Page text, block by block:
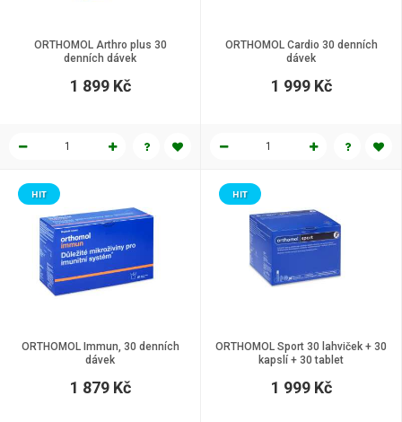
ORTHOMOL Arthro plus 30
denních dávek
1 899 Kč
ORTHOMOL Cardio 30 denních
dávek
1 999 Kč
ORTHOMOL Immun, 30 denních
dávek
HIT
1 879 Kč
ORTHOMOL Sport 30 lahviček + 30
kapslí + 30 tablet
HIT
1 999 Kč